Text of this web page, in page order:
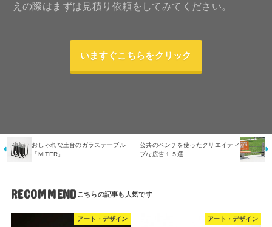
えの際はまずは見積り依頼をしてみてください。
いますぐこちらをクリック
おしゃれな土台のガラステーブル
「MITER」
公共のベンチを使ったクリエイティ
ブな広告１５選
RECOMMEND
アート・デザイン アート・デザイン